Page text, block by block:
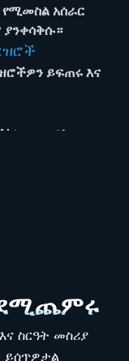
አሰራር
ያንቀሳቅሱ።
ይፍጠሩ እና
ኮድ ያዘጋጁ።
ስርዓት መስሪያ
ይሰጥዎታል